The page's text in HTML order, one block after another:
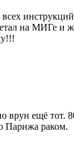
на МИГе и
врун ещё тот.
Парижа раком.